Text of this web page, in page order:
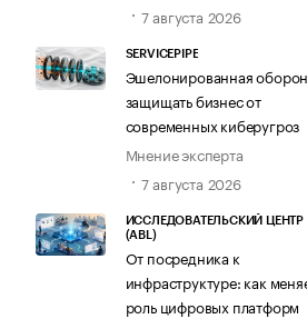
7 августа 2026
SERVICEPIPE
Эшелонированная
защищать бизнес от
современных киберугроз
Мнение эксперта
7 августа 2026
ИССЛЕДОВАТЕЛЬСКИЙ ЦЕНТР
(ABL)
От посредника к
инфраструктуре: как
роль цифровых платформ